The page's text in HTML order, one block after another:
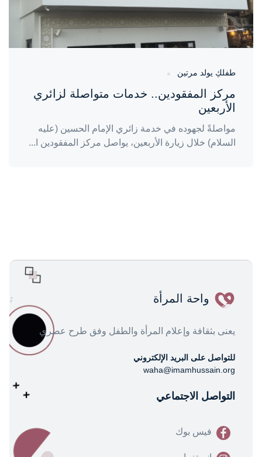
طفلكِ يولد مرتين
مركز المفقودين.. خدمات متواصلة لزائري
الأربعين
مواصلةً لجهوده في خدمة زائري الإمام الحسين (عليه
السلام) خلال زيارة الأربعين، يواصل مركز المفقودين ا...
واحة المرأة
يعنى بثقافة وإعلام المرأة والطفل وفق طرح عصري
للتواصل على البريد الإلكتروني
waha@imamhussain.org
التواصل الاجتماعي
فيس بوك